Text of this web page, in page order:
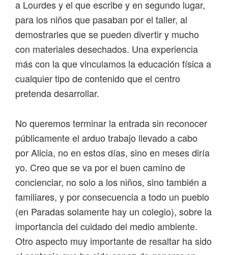
a Lourdes y el que escribe y en segundo lugar,
para los niños que pasaban por el taller, al
demostrarles que se pueden divertir y mucho
con materiales desechados. Una experiencia
más con la que vinculamos la educación física a
cualquier tipo de contenido que el centro
pretenda desarrollar.
No queremos terminar la entrada sin reconocer
públicamente el arduo trabajo llevado a cabo
por Alicia, no en estos días, sino en meses diría
yo. Creo que se va por el buen camino de
concienciar, no solo a los niños, sino también a
familiares, y por consecuencia a todo un pueblo
(en Paradas solamente hay un colegio), sobre la
importancia del cuidado del medio ambiente.
Otro aspecto muy importante de resaltar ha sido